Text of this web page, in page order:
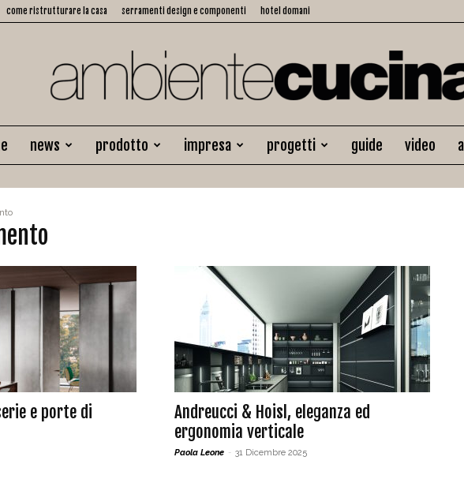
come ristrutturare la casa serramenti design e componenti hotel domani
Ambiente
news prodotto impresa progetti guide video
e porte di
Andreucci & Hoisl, eleganza ed
ergonomia verticale
Paola Leone - 31 Dicembre 2025